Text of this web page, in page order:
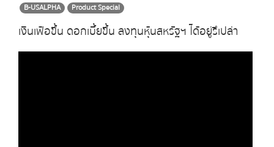
B-USALPHA Product Special
เงินเฟ้อขึ้น ดอกเบี้ยขึ้น ลงทุนหุ้นสหรัฐฯ ได้อยู่รึเปล่า